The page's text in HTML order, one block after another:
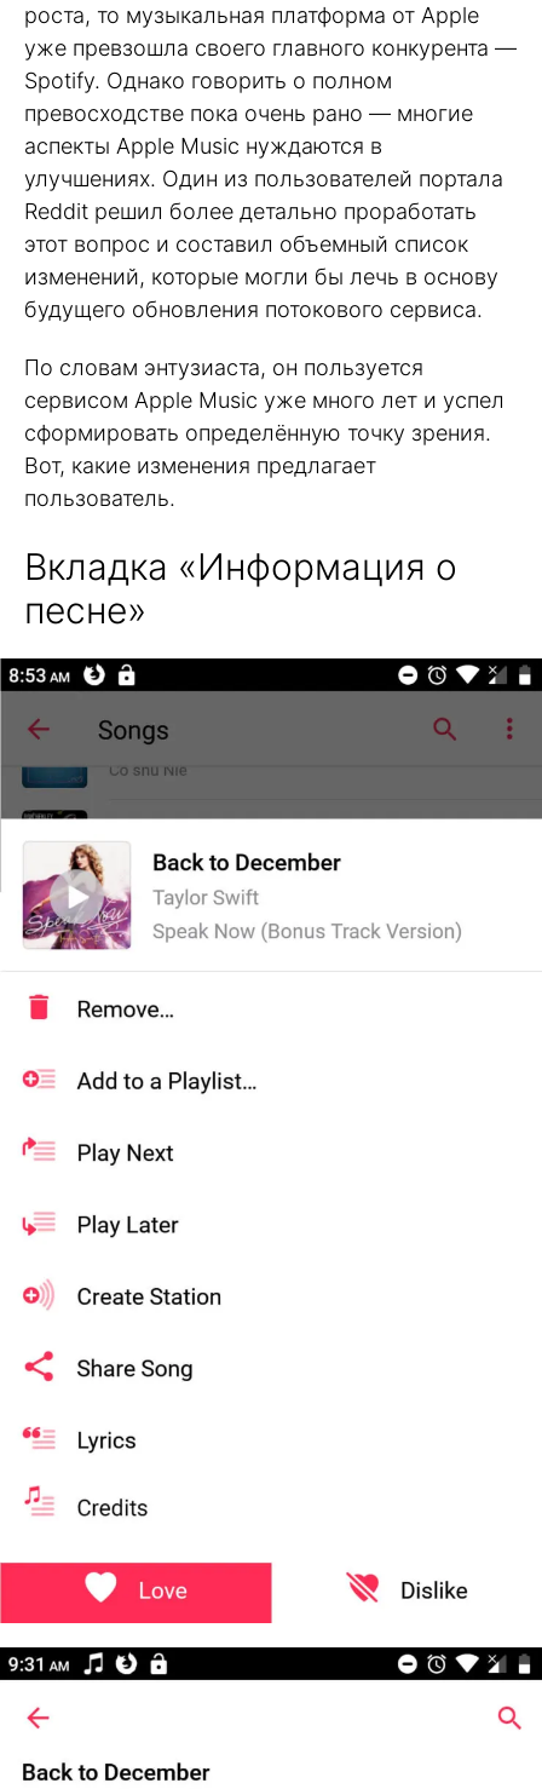
роста, то музыкальная платформа от Apple
уже превзошла своего главного конкурента —
Spotify. Однако говорить о полном
превосходстве пока очень рано — многие
аспекты Apple Music нуждаются в
улучшениях. Один из пользователей портала
Reddit решил более детально проработать
этот вопрос и составил объемный список
изменений, которые могли бы лечь в основу
будущего обновления потокового сервиса.
По словам энтузиаста, он пользуется
сервисом Apple Music уже много лет и успел
сформировать определённую точку зрения.
Вот, какие изменения предлагает
пользователь.
Вкладка «Информация о
песне»